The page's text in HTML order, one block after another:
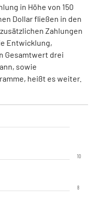
in Höhe von 150
Dollar fließen in den
Zahlungen
Entwicklung,
Gesamtwert drei
sowie
heißt es weiter.
8
10